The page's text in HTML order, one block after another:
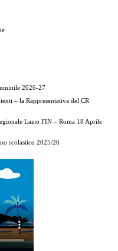
2026-27
– la Rappresentativa del CR
Lazio FIN – Roma 18 Aprile
scolastico 2025/26